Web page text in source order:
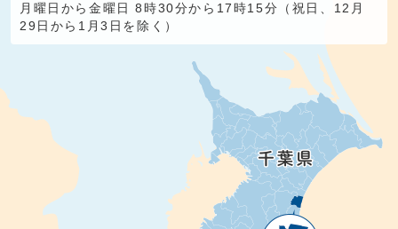
月曜日から金曜日 8時30分から17時15分（祝日、12月
29日から1月3日を除く）